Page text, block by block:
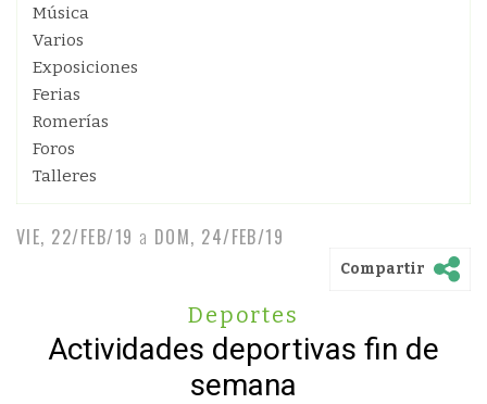
Música
Varios
Exposiciones
Ferias
Romerías
Foros
Talleres
VIE, 22/FEB/19 a DOM, 24/FEB/19
Compartir
Deportes
Actividades deportivas fin de
semana